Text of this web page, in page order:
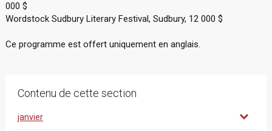
000 $
Wordstock Sudbury Literary Festival, Sudbury, 12 000 $
Ce programme est offert uniquement en anglais.
Contenu de cette section
janvier